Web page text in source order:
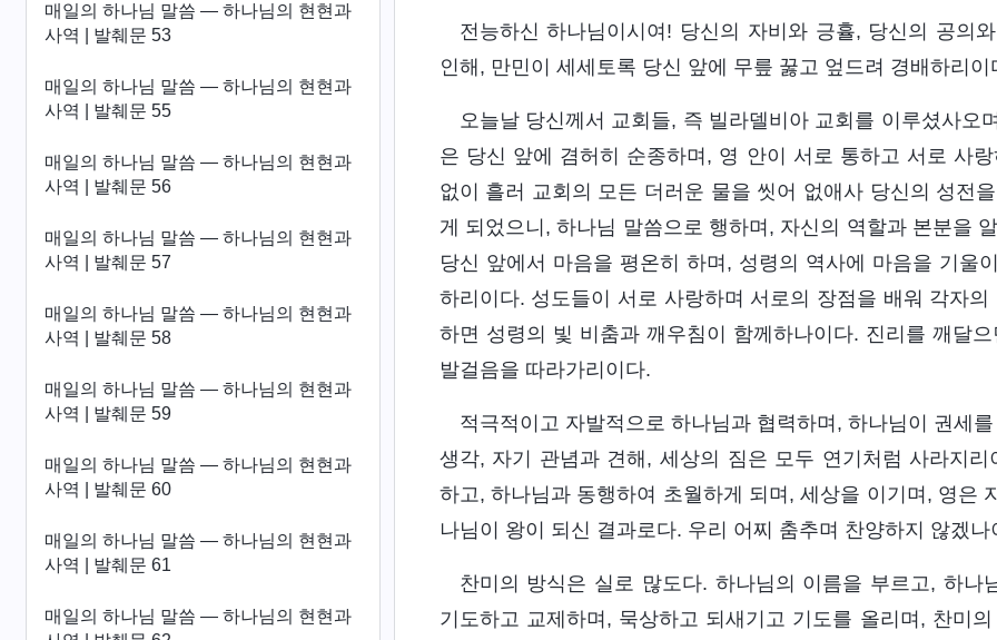
매일의 하나님 말씀 ― 하나님의 현현과
사역 | 발췌문 53
매일의 하나님 말씀 ― 하나님의 현현과
사역 | 발췌문 55
매일의 하나님 말씀 ― 하나님의 현현과
사역 | 발췌문 56
매일의 하나님 말씀 ― 하나님의 현현과
사역 | 발췌문 57
매일의 하나님 말씀 ― 하나님의 현현과
사역 | 발췌문 58
매일의 하나님 말씀 ― 하나님의 현현과
사역 | 발췌문 59
매일의 하나님 말씀 ― 하나님의 현현과
사역 | 발췌문 60
매일의 하나님 말씀 ― 하나님의 현현과
사역 | 발췌문 61
매일의 하나님 말씀 ― 하나님의 현현과
전능하신 하나님이시여! 당신의 자비와 긍휼, 당신의 공의
인해, 만민이 세세토록 당신 앞에 무릎 꿇고 엎드려 경배하리이
오늘날 당신께서 교회들, 즉 빌라델비아 교회를 이루셨사오
은 당신 앞에 겸허히 순종하며, 영 안이 서로 통하고 서로 사
없이 흘러 교회의 모든 더러운 물을 씻어 없애사 당신의 성전
게 되었으니, 하나님 말씀으로 행하며, 자신의 역할과 본분을
당신 앞에서 마음을 평온히 하며, 성령의 역사에 마음을 기울
하리이다. 성도들이 서로 사랑하며 서로의 장점을 배워 각자
하면 성령의 빛 비춤과 깨우침이 함께하나이다. 진리를 깨달
발걸음을 따라가리이다.
적극적이고 자발적으로 하나님과 협력하며, 하나님이 권세
생각, 자기 관념과 견해, 세상의 짐은 모두 연기처럼 사라지
하고, 하나님과 동행하여 초월하게 되며, 세상을 이기며, 영은
나님이 왕이 되신 결과로다. 우리 어찌 춤추며 찬양하지 않겠
찬미의 방식은 실로 많도다. 하나님의 이름을 부르고, 하나
기도하고 교제하며, 묵상하고 되새기고 기도를 올리며, 찬미